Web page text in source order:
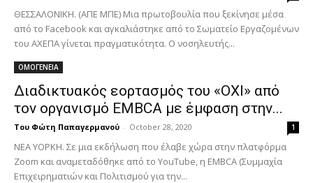
ΘΕΣΣΑΛΟΝΙΚΗ. (ΑΠΕ ΜΠΕ) Μια πρωτοβουλία που ξεκίνησε μέσα
από το Facebook και αγκαλιάστηκε από το Σωματείο Εργαζομένων
του ΑΧΕΠΑ γίνεται πραγματικότητα. Ο νοσηλευτής...
ΟΜΟΓΕΝΕΙΑ
Διαδικτυακός εορτασμός του «ΟΧΙ» από
τον οργανισμό EMBCA με έμφαση στην...
Του Φώτη Παπαγερμανού - October 28, 2020 1
ΝΕΑ ΥΟΡΚΗ. Σε μια εκδήλωση που έλαβε χώρα στην πλατφόρμα
Zoom και αναμεταδόθηκε από το YouTube, η EMBCA (Συμμαχία
Επιχειρηματιών και Πολιτισμού για την...